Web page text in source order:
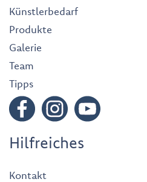
Künstlerbedarf
Produkte
Galerie
Team
Tipps
Hilfreiches
Kontakt